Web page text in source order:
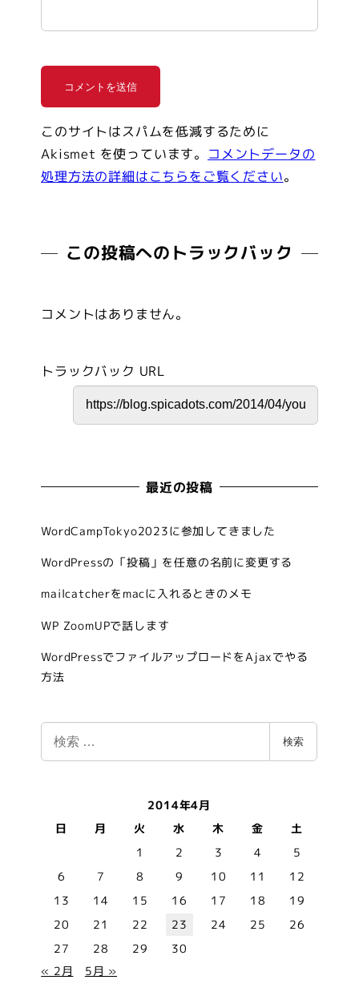
このサイトはスパムを低減するために
Akismet を使っています。 コメントデータの
処理方法の詳細はこちらをご覧ください。
この投稿へのトラックバック
コメントはありません。
トラックバック URL
最近の投稿
WordCampTokyo2023に参加してきました
WordPressの「投稿」を任意の名前に変更する
mailcatcherをmacに入れるときのメモ
WP ZoomUPで話します
WordPressでファイルアップロードをAjaxでやる
方法
検索
2014年4月
日
月 火 水 木 金
土
1
2 3 4
5
6
7 8 9 10 11
12
13
14 15 16 17 18
19
20
21 22 23 24 25
26
27
28 29
30
« 2月
5月 »